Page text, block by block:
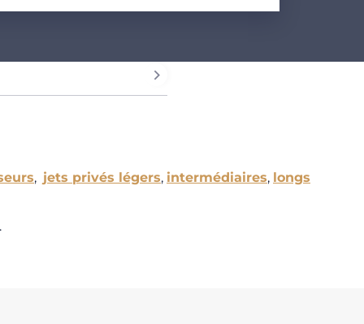
, jets privés légers, intermédiaires, longs
.